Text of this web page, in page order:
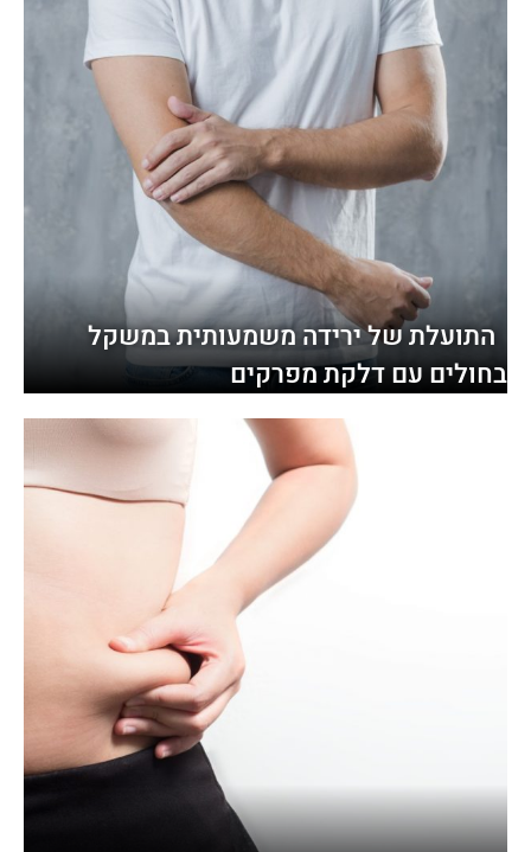
התועלת של ירידה משמעותית במשקל
בחולים עם דלקת מפרקים